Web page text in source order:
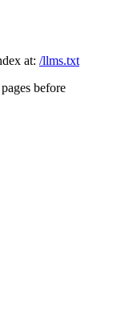
at: /llms.txt
before